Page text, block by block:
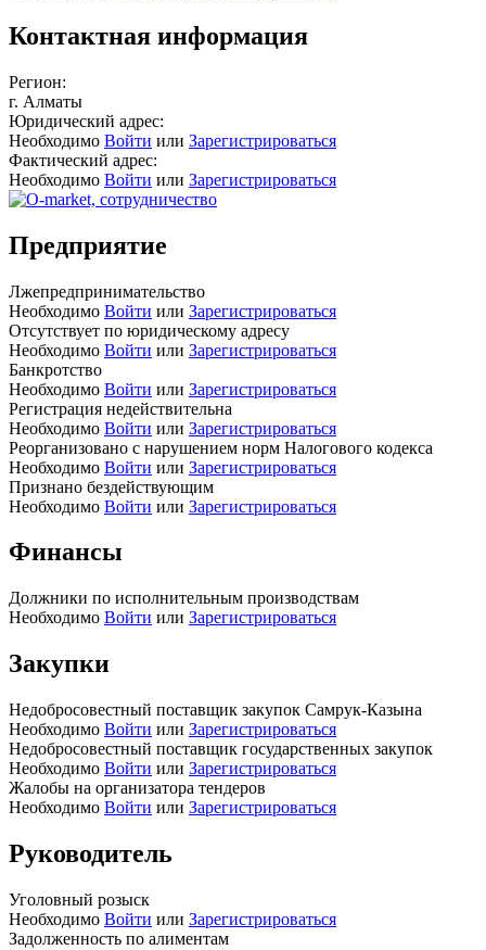
Контактная информация
Регион:
г. Алматы
Юридический адрес:
Необходимо Войти или Зарегистрироваться
Фактический адрес:
Необходимо Войти или Зарегистрироваться
Предприятие
Лжепредпринимательство
Необходимо Войти или Зарегистрироваться
Отсутствует по юридическому адресу
Необходимо Войти или Зарегистрироваться
Банкротство
Необходимо Войти или Зарегистрироваться
Регистрация недействительна
Необходимо Войти или Зарегистрироваться
Реорганизовано с нарушением норм Налогового кодекса
Необходимо Войти или Зарегистрироваться
Признано бездействующим
Необходимо Войти или Зарегистрироваться
Финансы
Должники по исполнительным производствам
Необходимо Войти или Зарегистрироваться
Закупки
Недобросовестный поставщик закупок Самрук-Казына
Необходимо Войти или Зарегистрироваться
Недобросовестный поставщик государственных закупок
Необходимо Войти или Зарегистрироваться
Жалобы на организатора тендеров
Необходимо Войти или Зарегистрироваться
Руководитель
Уголовный розыск
Необходимо Войти или Зарегистрироваться
Задолженность по алиментам